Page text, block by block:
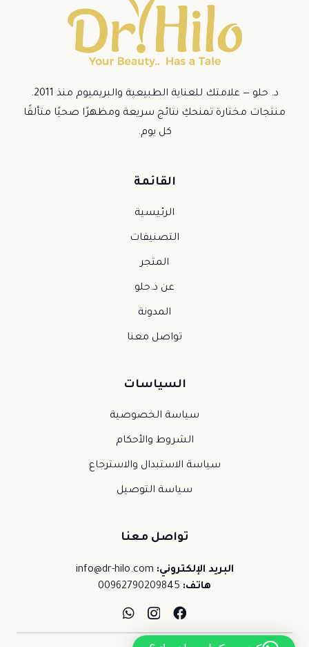
د. حلو — علامتك للعناية الطبيعية والبريميوم منذ 2011.
منتجات مختارة تمنحكِ نتائج سريعة ومظهرًا صحيًا متألقًا
كل يوم.
القائمة
الرئيسية
التصنيفات
المتجر
عن د.حلو
المدونة
تواصل معنا
السياسات
سياسة الخصوصية
الشروط والأحكام
سياسة الاستبدال والاسترجاع
سياسة التوصيل
تواصل معنا
البريد الإلكتروني: info@dr-hilo.com
هاتف: 00962790209845